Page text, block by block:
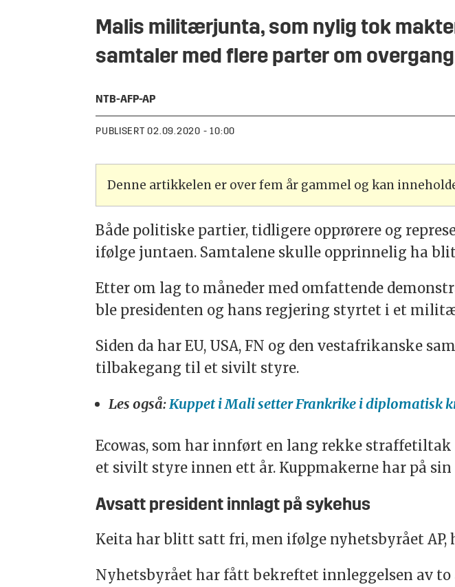
Malis militærjunta, som nylig tok
samtaler med flere parter om
NTB-AFP-AP
PUBLISERT 02.09.2020 - 10:00
Denne artikkelen er over fem år gammel og kan
Både politiske partier, tidligere opprørere og
ifølge juntaen. Samtalene skulle opprinnelig ha
Etter om lag to måneder med omfattende
ble presidenten og hans regjering styrtet i et
Siden da har EU, USA, FN og den vestafrikanske
tilbakegang til et sivilt styre.
Les også:Kuppet i Mali setter Frankrike i diplomatisk
Ecowas, som har innført en lang rekke
et sivilt styre innen ett år. Kuppmakerne har på
Avsatt president innlagt på sykehus
Keita har blitt satt fri, men ifølge nyhetsbyrået
Nyhetsbyrået har fått bekreftet innleggelsen av to